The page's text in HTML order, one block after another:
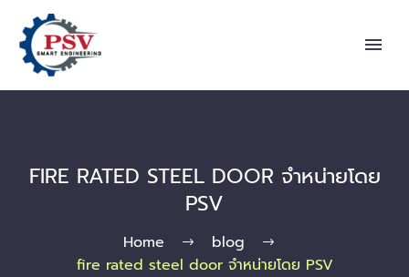
FIRE RATED STEEL DOOR จำหน่ายโดย
PSV
Home
blog
fire rated steel door จำหน่ายโดย PSV